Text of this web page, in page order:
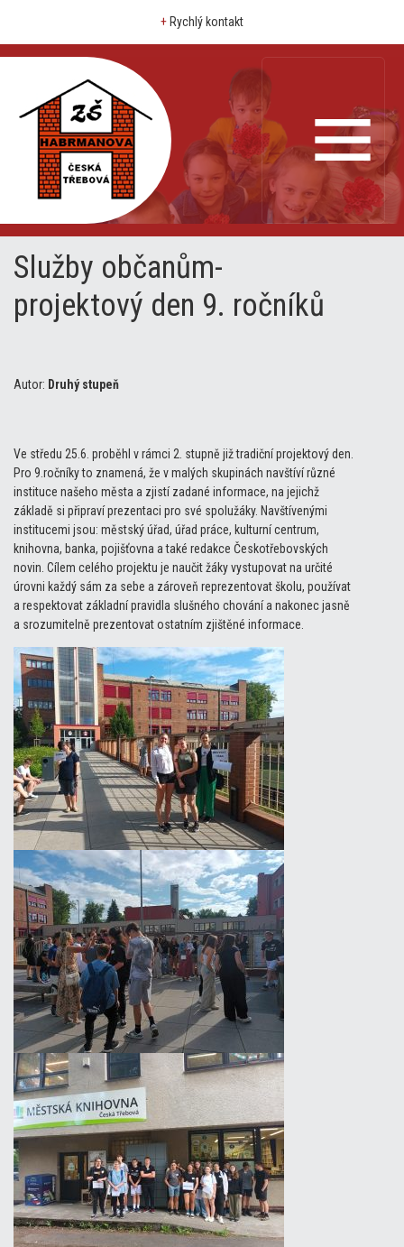
+ Rychlý kontakt
Služby občanům-
projektový den 9. ročníků
Autor: Druhý stupeň
Ve středu 25.6. proběhl v rámci 2. stupně již tradiční projektový den.
Pro 9.ročníky to znamená, že v malých skupinách navštíví různé
instituce našeho města a zjistí zadané informace, na jejichž
základě si připraví prezentaci pro své spolužáky. Navštívenými
institucemi jsou: městský úřad, úřad práce, kulturní centrum,
knihovna, banka, pojišťovna a také redakce Českotřebovských
novin. Cílem celého projektu je naučit žáky vystupovat na určité
úrovni každý sám za sebe a zároveň reprezentovat školu, používat
a respektovat základní pravidla slušného chování a nakonec jasně
a srozumitelně prezentovat ostatním zjištěné informace.